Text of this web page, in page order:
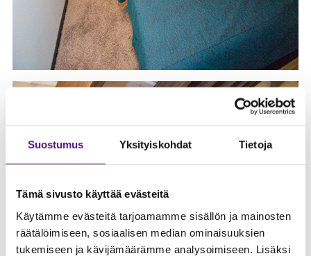
Suostumus Yksityiskohdat Tietoja
Tämä sivusto käyttää evästeitä
Käytämme evästeitä tarjoamamme sisällön ja mainosten
räätälöimiseen, sosiaalisen median ominaisuuksien
tukemiseen ja kävijämäärämme analysoimiseen. Lisäksi